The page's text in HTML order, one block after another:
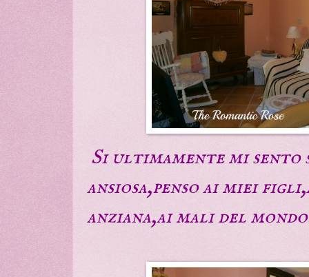
Si ultimamente mi sento
ansiosa,penso ai miei
anziana,ai mali del